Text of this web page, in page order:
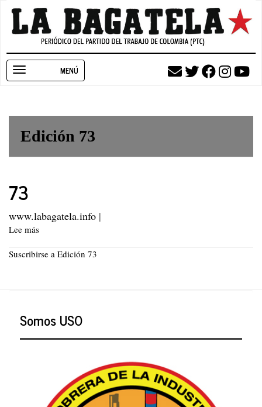
Pasar
contenido
navigation
Edición 73
73
www.labagatela.info |
Lee más
Suscribirse a Edición 73
Somos USO